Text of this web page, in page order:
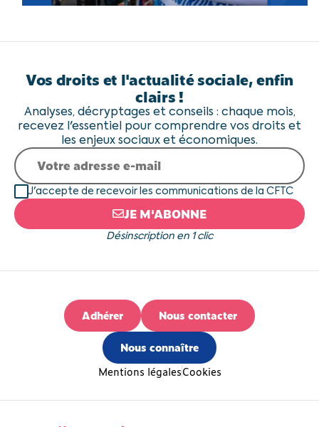
Vos droits et l'actualité sociale, enfin
clairs !
Analyses, décryptages et conseils : chaque mois,
recevez l'essentiel pour comprendre vos droits et
les enjeux sociaux et économiques.
J'accepte de recevoir les communications de la CFTC
JE M'ABONNE
Désinscription en 1 clic
Adhérer Nous contacter
Nous connaître
Mentions légalesCookies